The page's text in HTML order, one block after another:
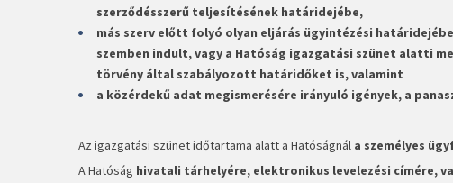
szerződésszerű teljesítésének határidejébe,
más szerv előtt folyó olyan eljárás ügyintézési
szemben indult, vagy a Hatóság igazgatási szünet alatti
törvény által szabályozott határidőket is, valamint
a közérdekű adat megismerésére irányuló igények, a
Az igazgatási szünet időtartama alatt a Hatóságnál a személyes
A Hatóság hivatali tárhelyére, elektronikus levelezési címére,